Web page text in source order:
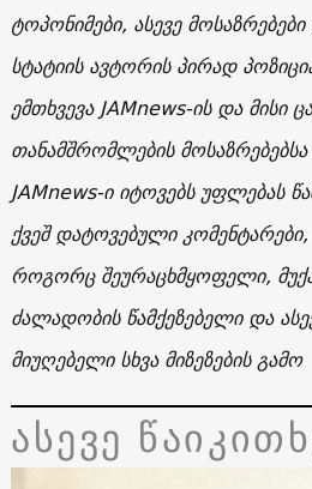
ტოპონიმები, ასევე
სტატიის ავტორის პირად
ემთხვევა JAMnews-ის და მისი
თანამშრომლების
JAMnews-ი იტოვებს უფლებას
ქვეშ დატოვებული
როგორც შეურაცხმყოფელი,
ძალადობის წამქეზებელი და
მიუღებელი სხვა მიზეზების გამო
ასევე